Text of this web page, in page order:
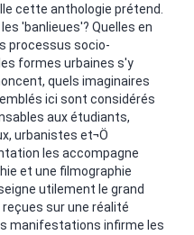
cette anthologie prétend.
'banlieues'? Quelles en
processus socio-
formes urbaines s'y
quels imaginaires
ici sont considérés
aux étudiants,
urbanistes et¬Ö
les accompagne
et une filmographie
utilement le grand
sur une réalité
manifestations infirme les